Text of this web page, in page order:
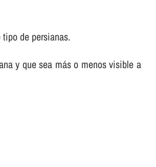
de persianas.
y que sea más o menos visible a